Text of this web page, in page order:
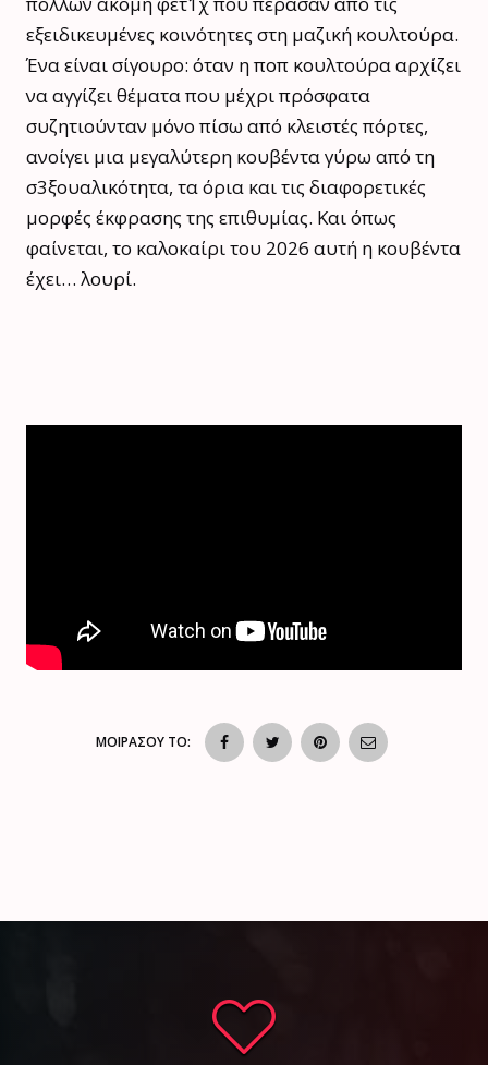
εξειδικευμένες κοινότητες στη μαζική κουλτούρα.
Ένα είναι σίγουρο: όταν η ποπ κουλτούρα αρχίζει
να αγγίζει θέματα που μέχρι πρόσφατα
συζητιούνταν μόνο πίσω από κλειστές πόρτες,
ανοίγει μια μεγαλύτερη κουβέντα γύρω από τη
σ3ξουαλικότητα, τα όρια και τις διαφορετικές
μορφές έκφρασης της επιθυμίας. Και όπως
φαίνεται, το καλοκαίρι του 2026 αυτή η κουβέντα
έχει… λουρί.
ΜΟΙΡΑΣΟΥ ΤΟ: